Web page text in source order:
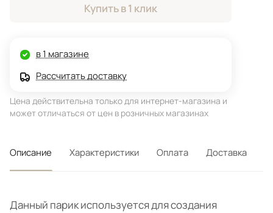
Купить в 1 клик
в 1 магазине
Рассчитать доставку
Цена действительна только для интернет-магазина и
может отличаться от цен в розничных магазинах
Описание Характеристики Оплата Доставка
Данный парик используется для создания